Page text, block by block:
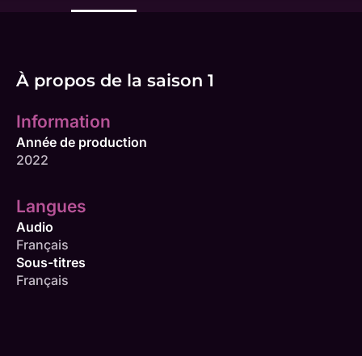
À propos de la saison 1
Information
Année de production
2022
Langues
Audio
Français
Sous-titres
Français